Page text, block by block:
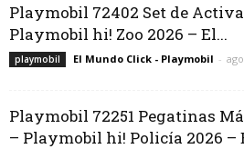
Playmobil 72402 Set de
Playmobil hi! Zoo 2026 – El...
playmobil El Mundo Click - Playmobil -
Playmobil 72251 Pegatinas
– Playmobil hi! Policía 2026 –